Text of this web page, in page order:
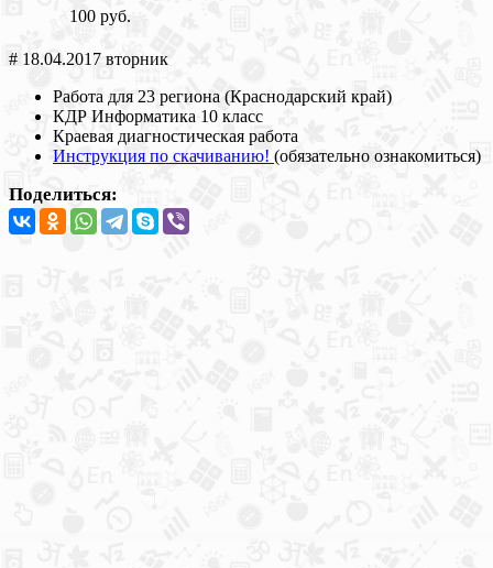
100 руб.
# 18.04.2017 вторник
Работа для 23 региона (Краснодарский край)
КДР Информатика 10 класс
Краевая диагностическая работа
Инструкция по скачиванию! (обязательно ознакомиться)
Поделиться: